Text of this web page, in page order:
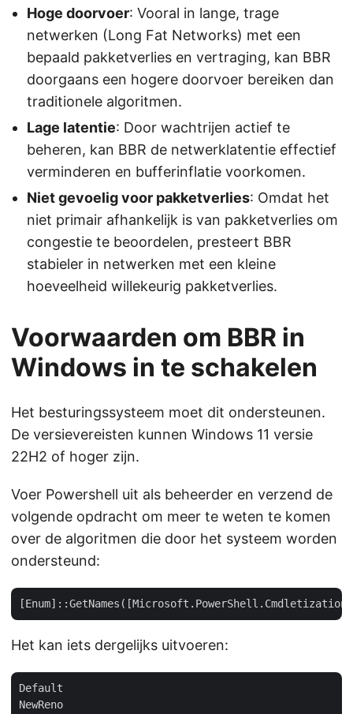
Hoge doorvoer: Vooral in lange, trage
netwerken (Long Fat Networks) met een
bepaald pakketverlies en vertraging, kan BBR
doorgaans een hogere doorvoer bereiken dan
traditionele algoritmen.
Lage latentie: Door wachtrijen actief te
beheren, kan BBR de netwerklatentie effectief
verminderen en bufferinflatie voorkomen.
Niet gevoelig voor pakketverlies: Omdat het
niet primair afhankelijk is van pakketverlies om
congestie te beoordelen, presteert BBR
stabieler in netwerken met een kleine
hoeveelheid willekeurig pakketverlies.
Voorwaarden om BBR in
Windows in te schakelen
Het besturingssysteem moet dit ondersteunen.
De versievereisten kunnen Windows 11 versie
22H2 of hoger zijn.
Voer Powershell uit als beheerder en verzend de
volgende opdracht om meer te weten te komen
over de algoritmen die door het systeem worden
ondersteund:
Het kan iets dergelijks uitvoeren:
Default
NewReno